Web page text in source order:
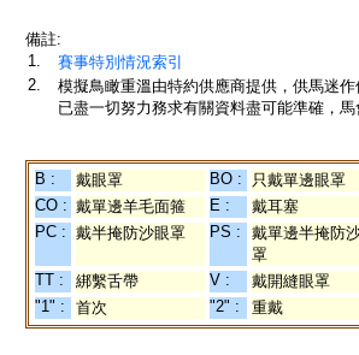
備註:
1.
賽事特別情況索引
2.
模擬鳥瞰重溫由特約供應商提供，供馬迷
已盡一切努力務求有關資料盡可能準確，
B : 戴眼罩 BO : 只戴單邊眼罩
CO : 戴單邊羊毛面箍 E : 戴耳塞
PC : 戴半掩防沙眼罩 PS :
戴單邊半掩防
罩
TT : 綁繫舌帶 V : 戴開縫眼罩
"1" :
首次 "2" : 重戴